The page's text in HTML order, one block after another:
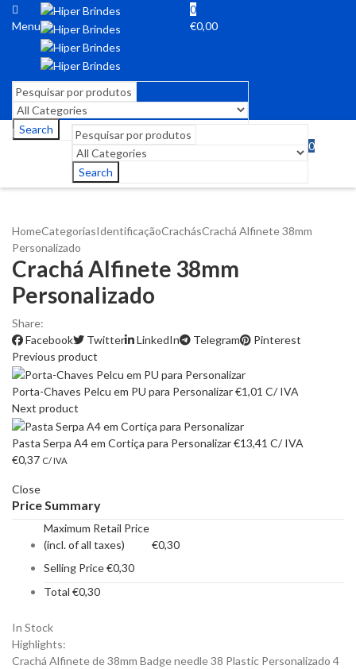
Menu
0
€0,00
Search
Search
0
HomeCategoriasIdentificaçãoCrachásCrachá Alfinete 38mm
Personalizado
Crachá Alfinete 38mm
Personalizado
Share:
Facebook
Twitter LinkedIn Telegram
Pinterest
Previous product
Porta-Chaves Pelcu em PU para Personalizar€1,01 C/ IVA
Next product
Pasta Serpa A4 em Cortiça para Personalizar€13,41 C/ IVA
€0,37 C/ IVA
Close
Price Summary
Maximum Retail Price
(incl. of all taxes)
€0,30
Selling Price€0,30
Total €0,30
In Stock
Highlights:
Crachá Alfinete de 38mm Badge needle 38 Plastic Personalizado 4